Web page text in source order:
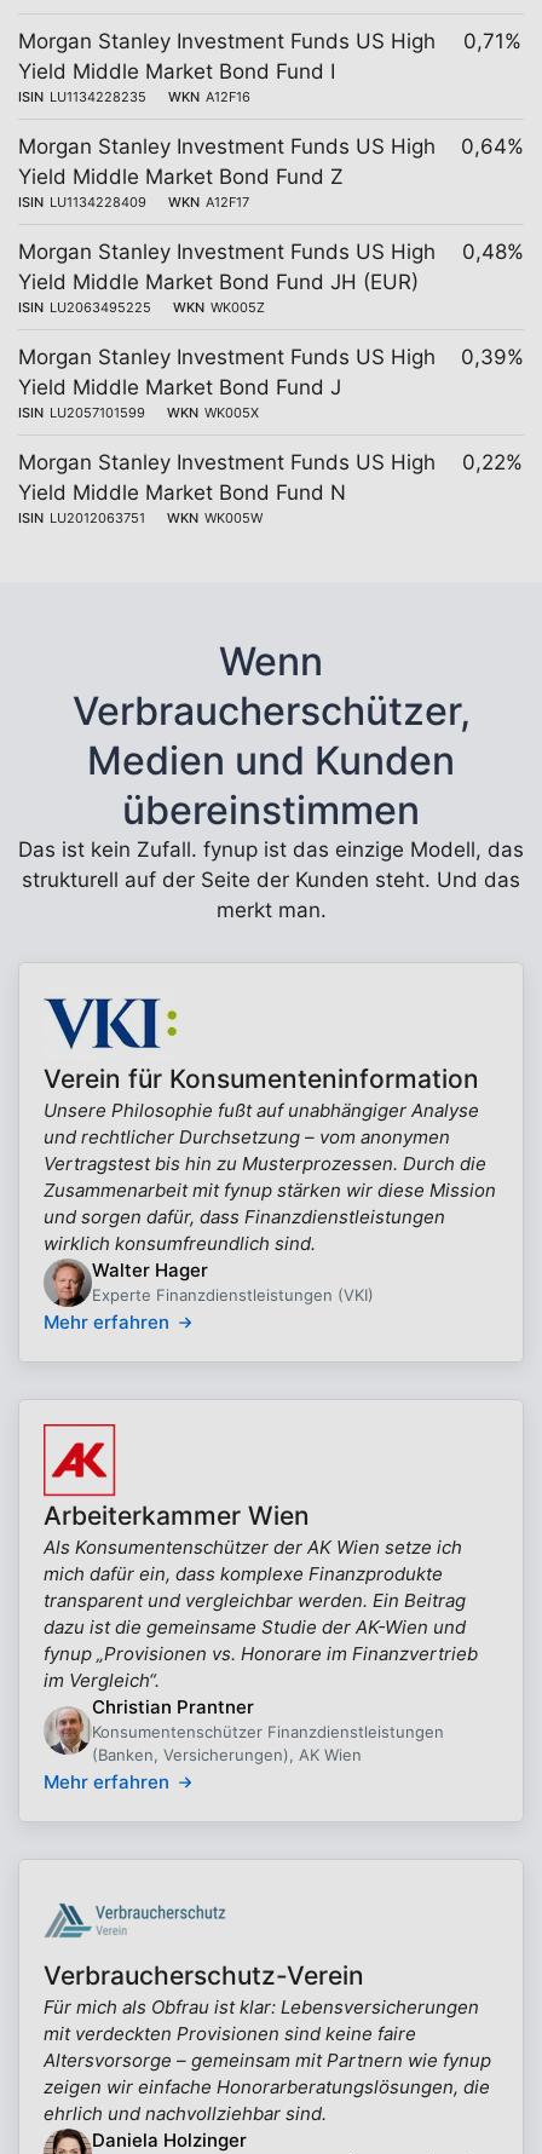
Morgan Stanley Investment Funds US High
Yield Middle Market Bond Fund I
ISIN LU1134228235 WKN A12F16
0,71%
Morgan Stanley Investment Funds US High
Yield Middle Market Bond Fund Z
ISIN LU1134228409 WKN A12F17
0,64%
Morgan Stanley Investment Funds US High
Yield Middle Market Bond Fund JH (EUR)
ISIN LU2063495225 WKN WK005Z
0,48%
Morgan Stanley Investment Funds US High
Yield Middle Market Bond Fund J
ISIN LU2057101599 WKN WK005X
0,39%
Morgan Stanley Investment Funds US High
Yield Middle Market Bond Fund N
ISIN LU2012063751 WKN WK005W
0,22%
Wenn
Verbraucherschützer,
Medien und Kunden
übereinstimmen
Das ist kein Zufall. fynup ist das einzige Modell, das
strukturell auf der Seite der Kunden steht. Und das
merkt man.
Verein für Konsumenteninformation
Unsere Philosophie fußt auf unabhängiger Analyse
und rechtlicher Durchsetzung – vom anonymen
Vertragstest bis hin zu Musterprozessen. Durch die
Zusammenarbeit mit fynup stärken wir diese Mission
und sorgen dafür, dass Finanzdienstleistungen
wirklich konsumfreundlich sind.
Walter Hager
Experte Finanzdienstleistungen (VKI)
Mehr erfahren
Arbeiterkammer Wien
Als Konsumentenschützer der AK Wien setze ich
mich dafür ein, dass komplexe Finanzprodukte
transparent und vergleichbar werden. Ein Beitrag
dazu ist die gemeinsame Studie der AK-Wien und
fynup „Provisionen vs. Honorare im Finanzvertrieb
im Vergleich“.
Christian Prantner
Konsumentenschützer Finanzdienstleistungen
(Banken, Versicherungen), AK Wien
Mehr erfahren
Verbraucherschutz-Verein
Für mich als Obfrau ist klar: Lebensversicherungen
mit verdeckten Provisionen sind keine faire
Altersvorsorge – gemeinsam mit Partnern wie fynup
zeigen wir einfache Honorarberatungslösungen, die
ehrlich und nachvollziehbar sind.
Daniela Holzinger